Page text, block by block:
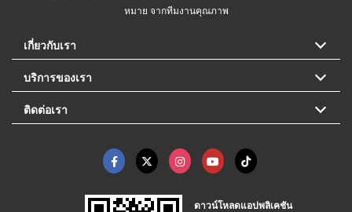
หมาย จากทีมงานคุณภาพ
เกี่ยวกับเรา
บริการของเรา
ติดต่อเรา
ดาวน์โหลดแอปพลิเคชัน